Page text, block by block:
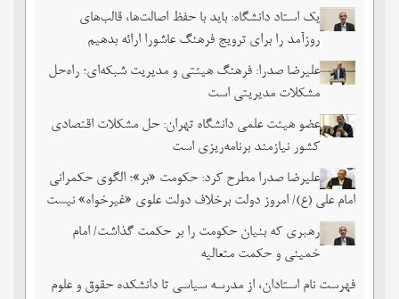
یک استاد دانشگاه: باید با حفظ اصالت‌ها، قالب‌های
روزآمد را برای ترویج فرهنگ عاشورا ارائه بدهیم
علیرضا صدرا: فرهنگ هیئتی و مدیریت شبکه‌ای؛ راه‌حل
مشکلات مدیریتی است
عضو هیئت علمی دانشگاه تهران: حل مشکلات اقتصادی
کشور نیازمند برنامه‌ریزی است
علیرضا صدرا مطرح کرد: حکومت «بر»؛ الگوی حکمرانی
امام علی (ع)/ امروز دولت برخلاف دولت علوی «غیرخواه» نیست
رهبری که بنیان حکومت را بر حکمت گذاشت/ امام
خمینی و حکمت متعالیه
فهرست نام استادان، از مدرسه سیاسی تا دانشکده حقوق و علوم